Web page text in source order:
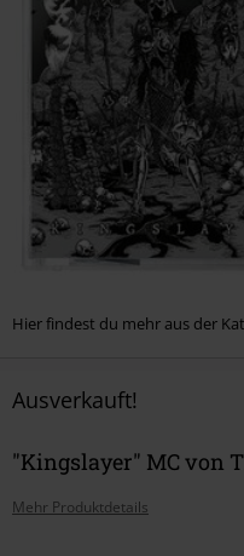
Hier findest du mehr aus der
Ausverkauft!
"Kingslayer" MC von
Mehr Produktdetails